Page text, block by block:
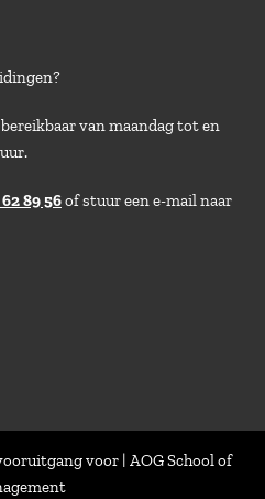
van maandag tot en
89 56of stuur een e-mail naar
voor | AOG School of